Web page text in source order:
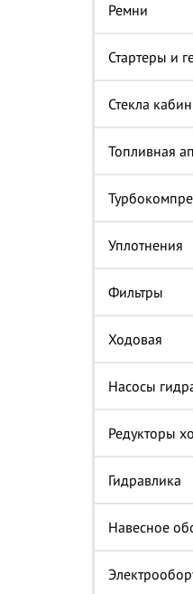
Ремни
Стартеры и
Стекла
Топливная
Уплотнения
Фильтры
Ходовая
Насосы
Редукторы
Гидравлика
Навесное